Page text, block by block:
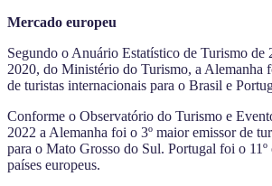
Mercado europeu
Segundo o Anuário Estatístico de Turismo de
2020, do Ministério do Turismo, a Alemanha
de turistas internacionais para o Brasil e
Conforme o Observatório do Turismo e
2022 a Alemanha foi o 3º maior emissor de
para o Mato Grosso do Sul. Portugal foi o 11º
países europeus.